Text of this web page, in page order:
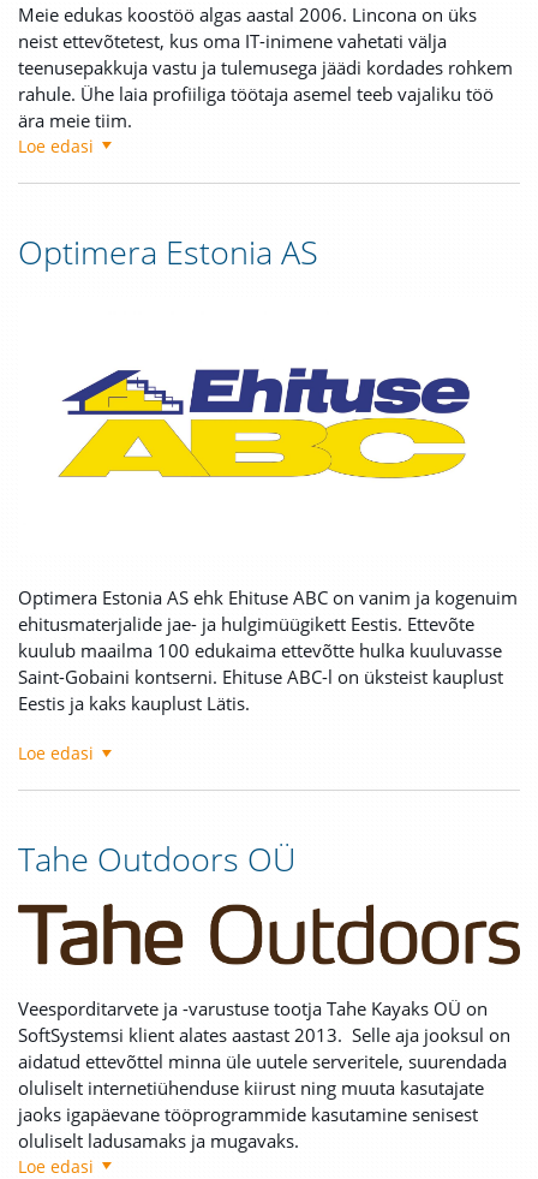
Meie edukas koostöö algas aastal 2006. Lincona on üks
neist ettevõtetest, kus oma IT-inimene vahetati välja
teenusepakkuja vastu ja tulemusega jäädi kordades rohkem
rahule. Ühe laia profiiliga töötaja asemel teeb vajaliku töö
ära meie tiim.
Loe edasi
Optimera Estonia AS
Optimera Estonia AS ehk Ehituse ABC on vanim ja kogenuim
ehitusmaterjalide jae- ja hulgimüügikett Eestis. Ettevõte
kuulub maailma 100 edukaima ettevõtte hulka kuuluvasse
Saint-Gobaini kontserni. Ehituse ABC-l on üksteist kauplust
Eestis ja kaks kauplust Lätis.
Loe edasi
Tahe Outdoors OÜ
Veesporditarvete ja -varustuse tootja Tahe Kayaks OÜ on
SoftSystemsi klient alates aastast 2013. Selle aja jooksul on
aidatud ettevõttel minna üle uutele serveritele, suurendada
oluliselt internetiühenduse kiirust ning muuta kasutajate
jaoks igapäevane tööprogrammide kasutamine senisest
oluliselt ladusamaks ja mugavaks.
Loe edasi